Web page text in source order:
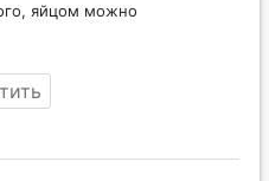
яйцом можно